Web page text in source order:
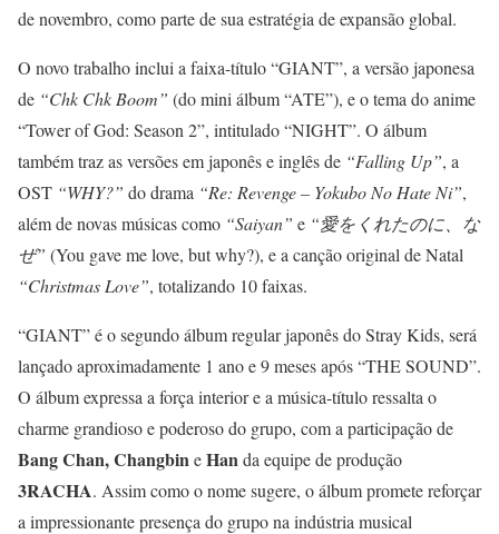
de novembro, como parte de sua estratégia de expansão global.
O novo trabalho inclui a faixa-título “GIANT”, a versão japonesa
de “Chk Chk Boom” (do mini álbum “ATE”), e o tema do anime
“Tower of God: Season 2”, intitulado “NIGHT”. O álbum
também traz as versões em japonês e inglês de “Falling Up”, a
OST “WHY?” do drama “Re: Revenge – Yokubo No Hate Ni”,
além de novas músicas como “Saiyan” e “愛をくれたのに、な
ぜ” (You gave me love, but why?), e a canção original de Natal
“Christmas Love”, totalizando 10 faixas.
“GIANT” é o segundo álbum regular japonês do Stray Kids, será
lançado aproximadamente 1 ano e 9 meses após “THE SOUND”.
O álbum expressa a força interior e a música-título ressalta o
charme grandioso e poderoso do grupo, com a participação de
Bang Chan, ChangbineHanda equipe de produção
3RACHA. Assim como o nome sugere, o álbum promete reforçar
a impressionante presença do grupo na indústria musical